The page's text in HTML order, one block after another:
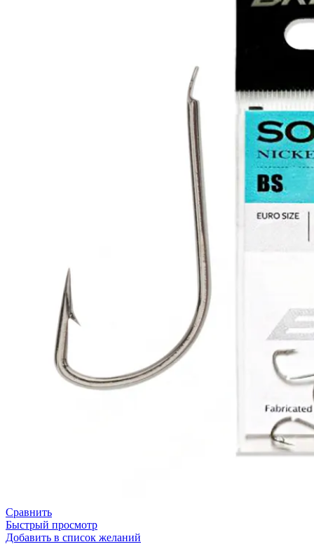
Сравнить
Быстрый просмотр
Добавить в список желаний